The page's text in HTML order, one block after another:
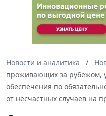
Новости и аналитика
проживающих за рубежом,
обеспечения по
от несчастных случаев на